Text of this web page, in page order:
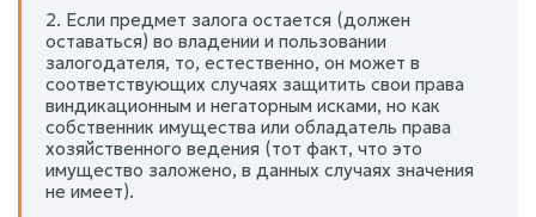
2. Если предмет залога остается (должен
оставаться) во владении и пользовании
залогодателя, то, естественно, он может в
соответствующих случаях защитить свои права
виндикационным и негаторным исками, но как
собственник имущества или обладатель права
хозяйственного ведения (тот факт, что это
имущество заложено, в данных случаях значения
не имеет).